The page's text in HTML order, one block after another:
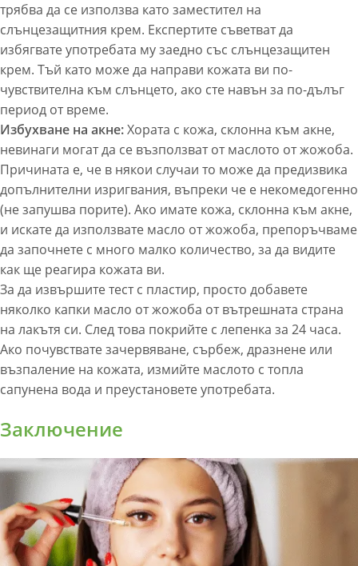
трябва да се използва като заместител на
слънцезащитния крем. Експертите съветват да
избягвате употребата му заедно със слънцезащитен
крем. Тъй като може да направи кожата ви по-
чувствителна към слънцето, ако сте навън за по-дълъг
период от време.
Избухване на акне:Хората с кожа, склонна към акне,
невинаги могат да се възползват от маслото от жожоба.
Причината е, че в някои случаи то може да предизвика
допълнителни изригвания, въпреки че е некомедогенно
(не запушва порите). Ако имате кожа, склонна към акне,
и искате да използвате масло от жожоба, препоръчваме
да започнете с много малко количество, за да видите
как ще реагира кожата ви.
За да извършите тест с пластир, просто добавете
няколко капки масло от жожоба от вътрешната страна
на лакътя си. След това покрийте с лепенка за 24 часа.
Ако почувствате зачервяване, сърбеж, дразнене или
възпаление на кожата, измийте маслото с топла
сапунена вода и преустановете употребата.
Заключение